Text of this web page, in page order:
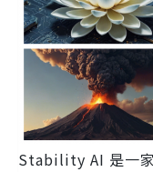
Stability AI 是一